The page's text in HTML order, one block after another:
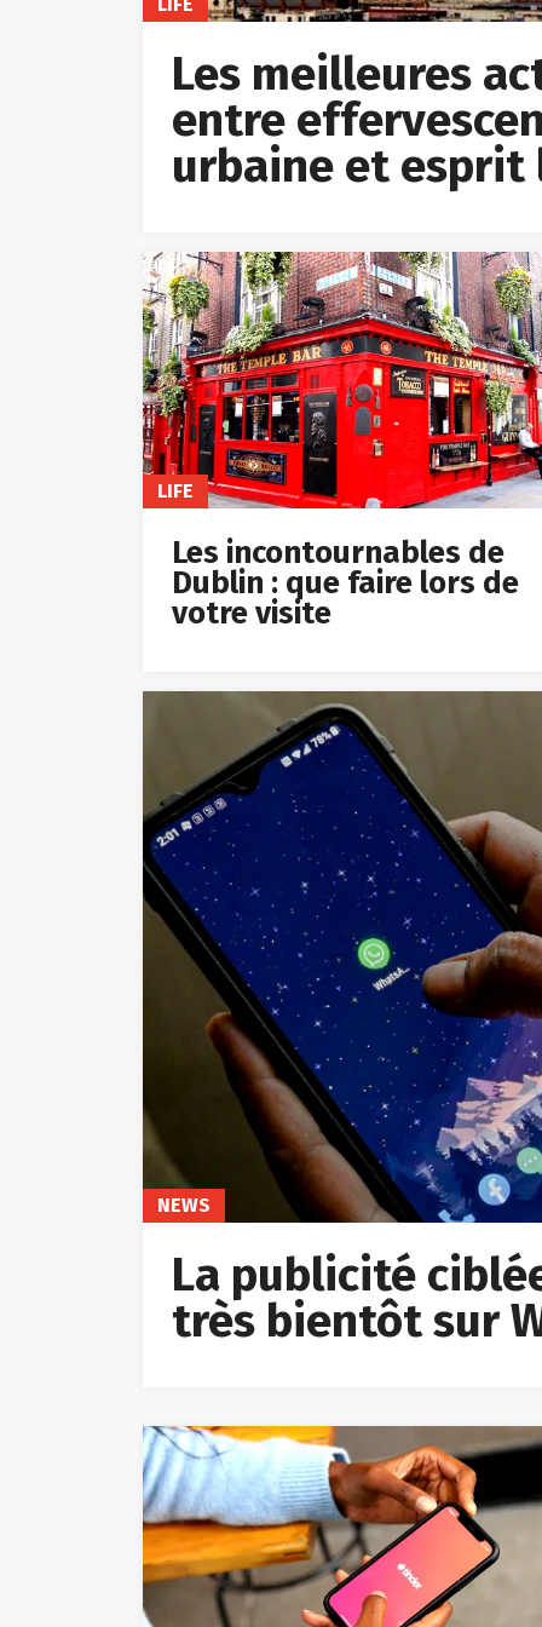
Les meilleures
entre
urbaine et esprit
LIFE
Les incontournables de
Dublin : que faire lors de
votre visite
NEWS
La publicité
très bientôt sur